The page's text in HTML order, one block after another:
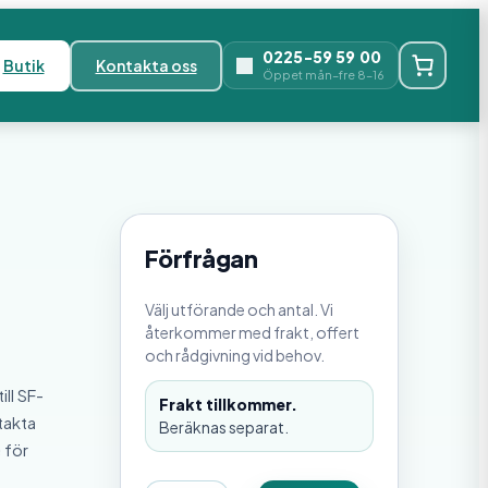
Butik Kontakta oss 0225-59 59 00
Öppet mån–fre 8–16
SF-
för
Förfrågan
Välj utförande och antal. Vi
återkommer med frakt, offert
och rådgivning vid behov.
Frakt tillkommer.
Beräknas separat.